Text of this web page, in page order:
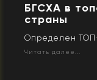
БГСХА в
страны
Определен ТОП-
Читать далее...